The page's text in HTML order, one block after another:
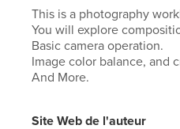
This is a photography
You will explore
Basic camera operation.
Image color balance, and
And More.
Site Web de l'auteur